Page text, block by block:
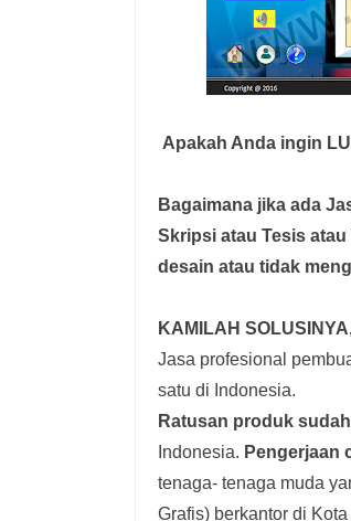
Apakah Anda ingin
Bagaimana jika ada
Skripsi atau Tesis
desain atau tidak
KAMILAH
Jasa profesional
satu di Indonesia.
Ratusan produk
Indonesia. Pengerjaan
tenaga- tenaga muda
Grafis) berkantor di